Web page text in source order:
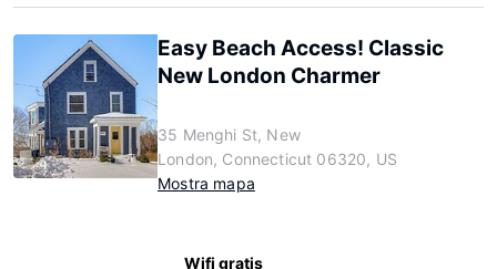
Easy Beach Access! Classic
New London Charmer
35 Menghi St, New
London, Connecticut 06320, US
Mostra mapa
Wifi gratis